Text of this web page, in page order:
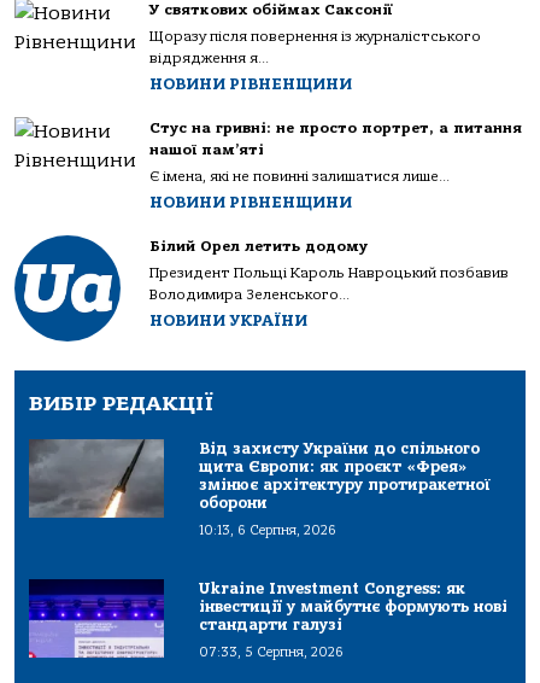
У святкових обіймах Саксонії
Щоразу після повернення із журналістського
відрядження я...
НОВИНИ РІВНЕНЩИНИ
Стус на гривні: не просто портрет, а питання
нашої пам’яті
Є імена, які не повинні залишатися лише...
НОВИНИ РІВНЕНЩИНИ
Білий Орел летить додому
Президент Польщі Кароль Навроцький позбавив
Володимира Зеленського...
НОВИНИ УКРАЇНИ
ВИБІР РЕДАКЦІЇ
Від захисту України до спільного
щита Європи: як проєкт «Фрея»
змінює архітектуру протиракетної
оборони
10:13, 6 Серпня, 2026
Ukraine Investment Congress: як
інвестиції у майбутнє формують нові
стандарти галузі
07:33, 5 Серпня, 2026